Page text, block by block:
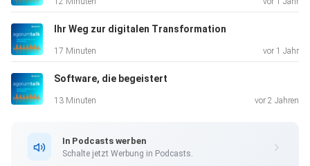
Akzeptanz zu gewinnen.
Vorteile der
Ihr Weg zur digitalen Transformation
17 Minuten vor 1 Jahr
Software, die begeistert
13 Minuten vor 2 Jahren
In Podcasts werben
Schalte jetzt Werbung in Podcasts.